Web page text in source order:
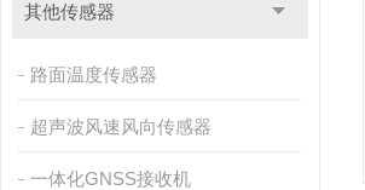
其他传感器
路面温度传感器
超声波风速风向传感器
一体化GNSS接收机